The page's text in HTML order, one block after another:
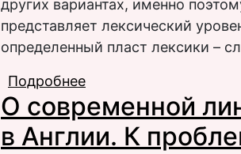
других вариантах, именно
представляет лексический
определенный пласт лексики –
Подробнее
СЛЕНГА (НА
О современной
в Англии. К